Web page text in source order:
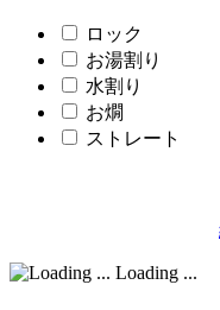
ロック
お湯割り
水割り
お燗
ストレート
Loading ...